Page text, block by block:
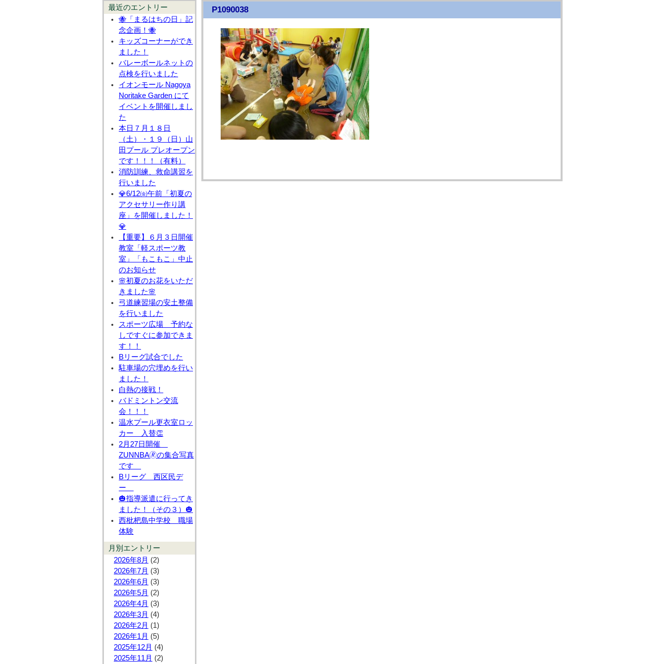
最近のエントリー
🐝「まるはちの日」記
念企画！🐝
キッズコーナーができ
ました！
バレーボールネットの
点検を行いました
イオンモール Nagoya
Noritake Garden にて
イベントを開催しまし
た
本日７月１８日
（土）・１９（日）山
田プール プレオープン
です！！！（有料）
消防訓練、救命講習を
行いました
💎6/12㈮午前「初夏の
アクセサリー作り講
座」を開催しました！
💎
【重要】６月３日開催
教室「軽スポーツ教
室」「もこもこ」中止
のお知らせ
🌸初夏のお花をいただ
きました🌸
弓道練習場の安土整備
を行いました
スポーツ広場 予約な
しですぐに参加できま
す！！
Bリーグ試合でした
駐車場の穴埋めを行い
ました！
白熱の接戦！
バドミントン交流
会！！！
温水プール更衣室ロッ
カー 入替👏
2月27日開催
ZUNNBA🄬の集合写真
です
Bリーグ 西区民デ
ー
🎃指導派遣に行ってき
ました！（その３）🎃
西枇杷島中学校 職場
体験
月別エントリー
2026年8月 (2)
2026年7月 (3)
2026年6月 (3)
2026年5月 (2)
2026年4月 (3)
2026年3月 (4)
2026年2月 (1)
2026年1月 (5)
2025年12月 (4)
2025年11月 (2)
P1090038